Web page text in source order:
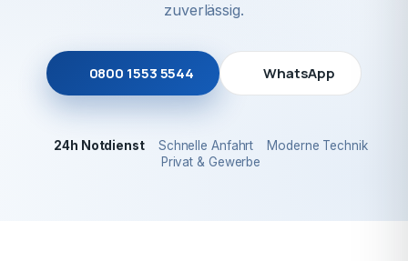
zuverlässig.
0800 1553 5544 WhatsApp
24h Notdienst Schnelle Anfahrt
Moderne Technik
Privat & Gewerbe